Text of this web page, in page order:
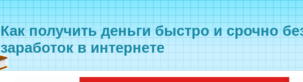
Как получить деньги быстро и срочно
заработок в интернете